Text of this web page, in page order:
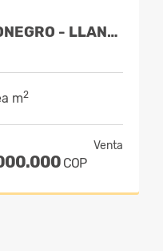
SUIT HOTELERA EN VENTA EN RIONEGRO - LLANOGRANDE
m2
Venta
COP